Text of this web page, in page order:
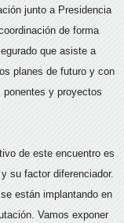
junto a Presidencia
de forma
que asiste a
planes de futuro y con
ponentes y proyectos
de este encuentro es
su factor diferenciador.
están implantando en
Vamos exponer